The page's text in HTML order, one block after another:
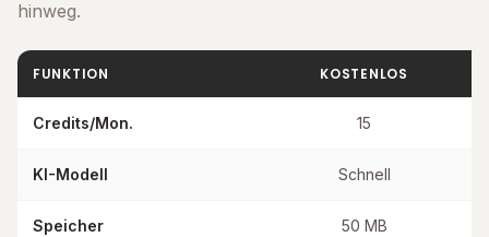
hinweg.
FUNKTION KOSTENLOS
Credits/Mon. 15
KI-Modell Schnell
Speicher 50 MB